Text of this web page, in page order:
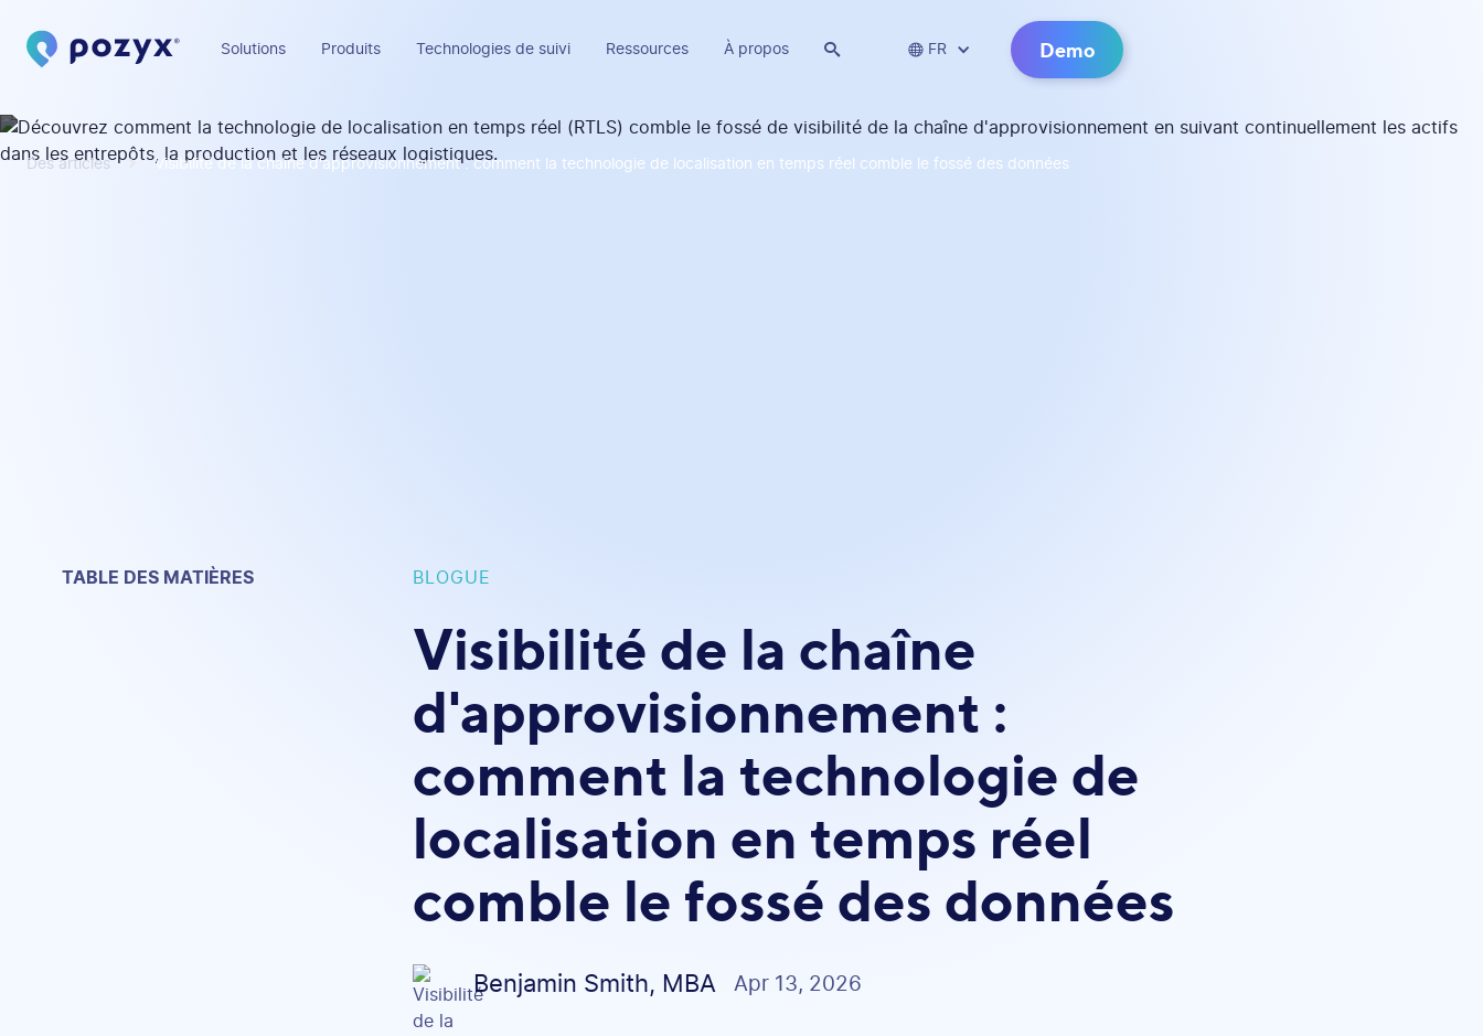
Solutions Produits Technologies de suivi Ressources À propos   FR Demo
Des articles Visibilité de la chaîne d'approvisionnement : comment la technologie de localisation en temps réel comble le fossé des données
TABLE DES MATIÈRES BLOGUE
Visibilité de la chaîne
d'approvisionnement :
comment la technologie de
localisation en temps réel
comble le fossé des données
Benjamin Smith, MBA Apr 13, 2026